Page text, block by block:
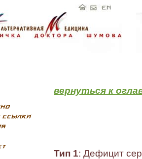
вернуться к
Тип 1: Дефицит